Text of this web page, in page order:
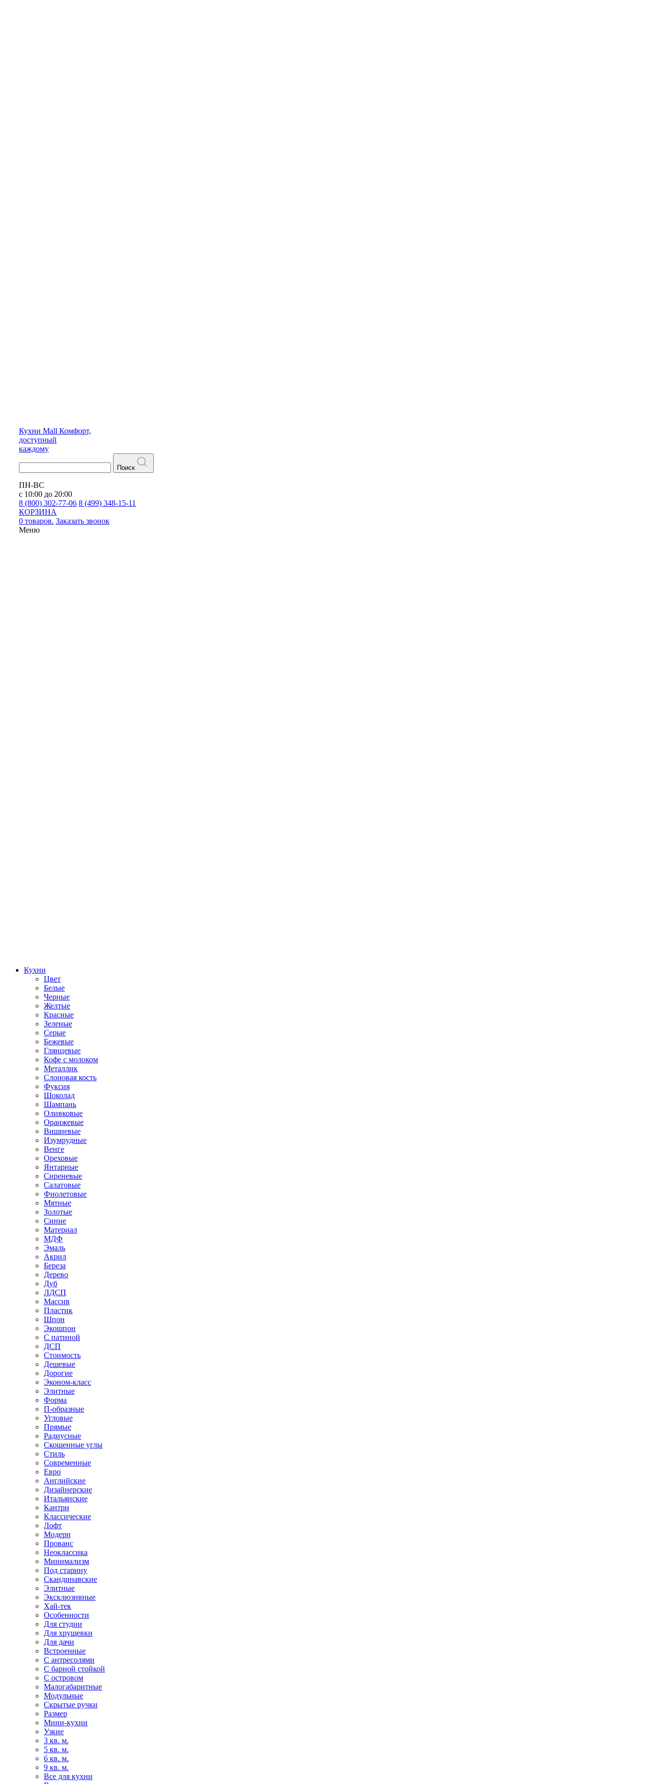
Кухни Mall Комфорт,
доступный
каждому
Поиск
ПН-ВС
с 10:00 до 20:00
8 (800) 302-77-06 8 (499) 348-15-11
КОРЗИНА
0 товаров. Заказать звонок
Меню
Кухни
Цвет
Белые
Черные
Желтые
Красные
Зеленые
Серые
Бежевые
Глянцевые
Кофе с молоком
Металлик
Слоновая кость
Фуксия
Шоколад
Шампань
Оливковые
Оранжевые
Вишневые
Изумрудные
Венге
Ореховые
Янтарные
Сиреневые
Салатовые
Фиолетовые
Мятные
Золотые
Синие
Материал
МДФ
Эмаль
Акрил
Береза
Дерево
Дуб
ЛДСП
Массив
Пластик
Шпон
Экошпон
С патиной
ДСП
Стоимость
Дешевые
Дорогие
Эконом-класс
Элитные
Форма
П-образные
Угловые
Прямые
Радиусные
Скошенные углы
Стиль
Современные
Евро
Английские
Дизайнерские
Итальянские
Кантри
Классические
Лофт
Модерн
Прованс
Неоклассика
Минимализм
Под старину
Скандинавские
Элитные
Эксклюзивные
Хай-тек
Особенности
Для студии
Для хрущевки
Для дачи
Встроенные
С антресолями
С барной стойкой
С островом
Малогабаритные
Модульные
Скрытые ручки
Размер
Мини-кухни
Узкие
3 кв. м.
5 кв. м.
6 кв. м.
9 кв. м.
Все для кухни